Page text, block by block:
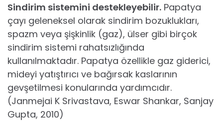
Sindirim sistemini destekleyebilir. Papatya
çayı geleneksel olarak sindirim bozuklukları,
spazm veya şişkinlik (gaz), ülser gibi birçok
sindirim sistemi rahatsızlığında
kullanılmaktadır. Papatya özellikle gaz giderici,
mideyi yatıştırıcı ve bağırsak kaslarının
gevşetilmesi konularında yardımcıdır.
(Janmejai K Srivastava, Eswar Shankar, Sanjay
Gupta, 2010)